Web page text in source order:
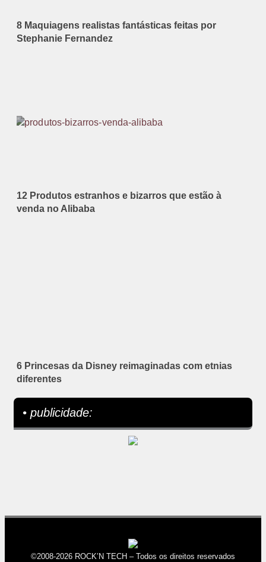
8 Maquiagens realistas fantásticas feitas por
Stephanie Fernandez
12 Produtos estranhos e bizarros que estão à
venda no Alibaba
6 Princesas da Disney reimaginadas com etnias
diferentes
• publicidade:
©2008-2026 ROCK’N TECH – Todos os direitos reservados